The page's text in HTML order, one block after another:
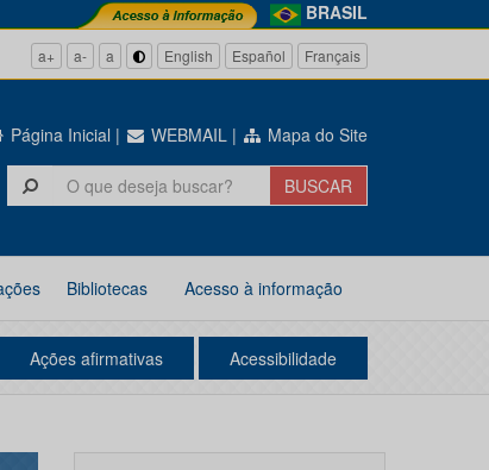
BRASIL
a+ a- a English Español Français
Página Inicial | WEBMAIL | Mapa do Site
Bibliotecas Acesso à informação
Ações afirmativas Acessibilidade